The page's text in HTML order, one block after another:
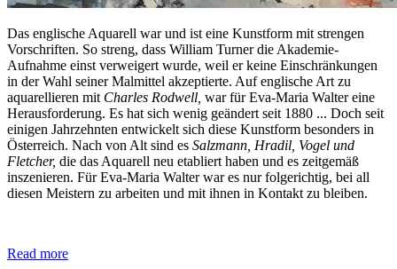
Das englische Aquarell war und ist eine Kunstform mit strengen
Vorschriften. So streng, dass William Turner die Akademie-
Aufnahme einst verweigert wurde, weil er keine Einschränkungen
in der Wahl seiner Malmittel akzeptierte. Auf englische Art zu
aquarellieren mit Charles Rodwell, war für Eva-Maria Walter eine
Herausforderung. Es hat sich wenig geändert seit 1880 ... Doch seit
einigen Jahrzehnten entwickelt sich diese Kunstform besonders in
Österreich. Nach von Alt sind es Salzmann, Hradil, Vogel und
Fletcher, die das Aquarell neu etabliert haben und es zeitgemäß
inszenieren. Für Eva-Maria Walter war es nur folgerichtig, bei all
diesen Meistern zu arbeiten und mit ihnen in Kontakt zu bleiben.
Read more